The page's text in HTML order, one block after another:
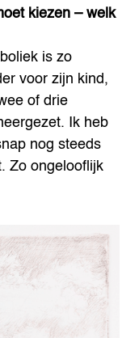
kiezen – welk
is zo
voor zijn kind,
of drie
Ik heb
nog steeds
Zo ongelooflijk